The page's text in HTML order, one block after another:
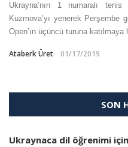
Ukrayna’nın 1 numaralı
Kuzmova’yı yenerek Perşembe
Open’ın üçüncü turuna
Ataberk Üret 01/17/2019
SON
Ukraynaca dil öğrenimi